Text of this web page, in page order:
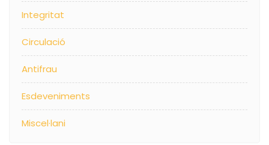
Integritat
Circulació
Antifrau
Esdeveniments
Miscel·lani